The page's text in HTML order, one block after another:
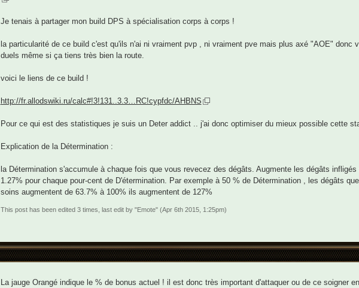
Je tenais à partager mon build DPS à spécialisation corps à corps !
la particularité de ce build c'est qu'ils n'ai ni vraiment pvp , ni vraiment pve mais plus axé "AOE" donc
duels même si ça tiens très bien la route.
voici le liens de ce build !
http://fr.allodswiki.ru/calc#!3!131..3.3…RC!cypfdc/AHBNS
Pour ce qui est des statistiques je suis un Deter addict .. j'ai donc optimiser du mieux possible cette
Explication de la Détermination :
la Détermination s'accumule à chaque fois que vous revecez des dégâts. Augmente les dégâts
1.27% pour chaque pour-cent de D'étermination. Par exemple à 50 % de Détermination , les dégâts
soins augmentent de 63.7% à 100% ils augmentent de 127%
This post has been edited 3 times, last edit by "Emote" (Apr 6th 2015, 1:25pm)
La jauge Orangé indique le % de bonus actuel ! il est donc très important d'attaquer ou de ce soigner